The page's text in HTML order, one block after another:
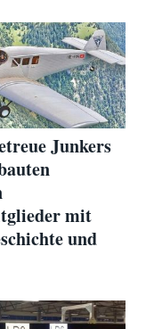
Junkers
mit
und